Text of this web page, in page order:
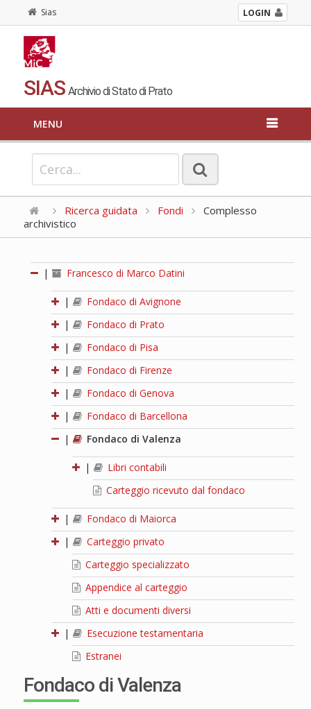
Sias LOGIN
SIAS Archivio di Stato di Prato
MENU
Ricerca guidata Fondi
Complesso
archivistico
| Francesco di Marco Datini
|
Fondaco di Avignone
|
Fondaco di Prato
|
Fondaco di Pisa
|
Fondaco di Firenze
|
Fondaco di Genova
|
Fondaco di Barcellona
|
Fondaco di Valenza
|
Libri contabili
Carteggio ricevuto dal fondaco
|
Fondaco di Maiorca
|
Carteggio privato
Carteggio specializzato
Appendice al carteggio
Atti e documenti diversi
|
Esecuzione testamentaria
Estranei
Fondaco di Valenza